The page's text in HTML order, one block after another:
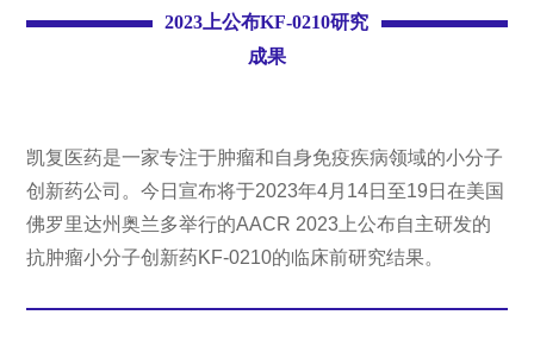
2023上公布KF-0210研究
成果
凯复医药是一家专注于肿瘤和自身免疫疾病领域的小分子
创新药公司。今日宣布将于2023年4月14日至19日在美国
佛罗里达州奥兰多举行的AACR 2023上公布自主研发的
抗肿瘤小分子创新药KF-0210的临床前研究结果。